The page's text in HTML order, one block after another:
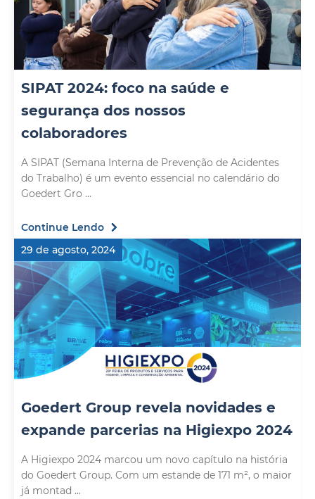
SIPAT 2024: foco na saúde e
segurança dos nossos
colaboradores
A SIPAT (Semana Interna de Prevenção de Acidentes
do Trabalho) é um evento essencial no calendário do
Goedert Gro ...
Continue Lendo
29 de agosto, 2024
Goedert Group revela novidades e
expande parcerias na Higiexpo 2024
A Higiexpo 2024 marcou um novo capítulo na história
do Goedert Group. Com um estande de 171 m², o maior
já montad ...